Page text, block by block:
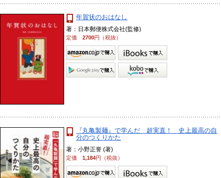
年賀状のおはなし
著：日本郵便株式会社(監修)
定価2700円（税抜）
『丸亀製麺』で学んだ 超実直！ 史上最高の自
分のつくりかた
著：小野正誉 (著)
定価1,184円（税抜）